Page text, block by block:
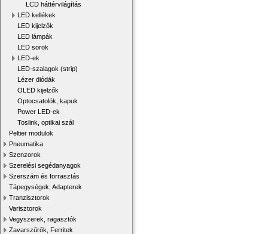
LCD háttérvilágítás
LED kellékek
LED kijelzők
LED lámpák
LED sorok
LED-ek
LED-szalagok (strip)
Lézer diódák
OLED kijelzők
Optocsatolók, kapuk
Power LED-ek
Toslink, optikai szál
Peltier modulok
Pneumatika
Szenzorok
Szerelési segédanyagok
Szerszám és forrasztás
Tápegységek, Adapterek
Tranzisztorok
Varisztorok
Vegyszerek, ragasztók
Zavarszűrők, Ferritek